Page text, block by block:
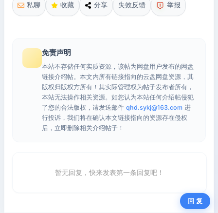
私聊 收藏 分享 失效反馈 举报
免责声明
本站不存储任何实质资源，该帖为网盘用户发布的网盘
链接介绍帖。本文内所有链接指向的云盘网盘资源，其
版权归版权方所有！其实际管理权为帖子发布者所有，
本站无法操作相关资源。如您认为本站任何介绍帖侵犯
了您的合法版权，请发送邮件 qhd.sykj@163.com 进
行投诉，我们将在确认本文链接指向的资源存在侵权
后，立即删除相关介绍帖子！
暂无回复，快来发表第一条回复吧！
回 复